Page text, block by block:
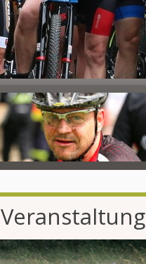
Veranstaltung